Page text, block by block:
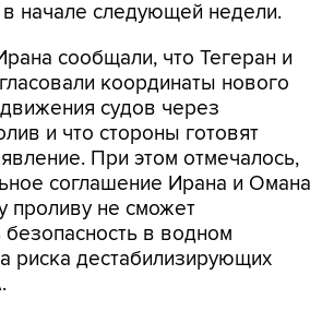
начале следующей недели.
сообщали, что Тегеран и
координаты нового
судов через
и что стороны готовят
При этом отмечалось,
соглашение Ирана и Омана
проливу не сможет
безопасность в водном
риска дестабилизирующих